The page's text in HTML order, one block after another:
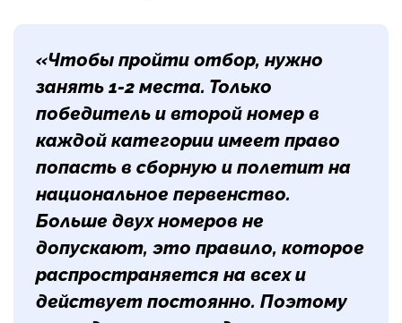
«Чтобы пройти отбор, нужно
занять 1-2 места. Только
победитель и второй номер в
каждой категории имеет право
попасть в сборную и полетит на
национальное первенство.
Больше двух номеров не
допускают, это правило, которое
распространяется на всех и
действует постоянно. Поэтому